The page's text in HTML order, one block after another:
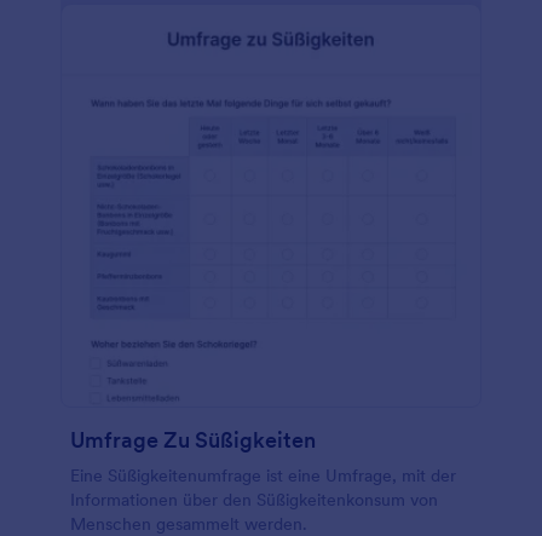
Sie Ihr Formular mit über 100 kostenlosen
Ihren anderen Konten zu synchronisieren.
Außerdem können Sie mit dem Jotform
Berichtgenerator professionelle, gemeinsam
nutzbare Berichte erstellen, um Ihre Umfragedaten
indem Sie Ihre Social Media-Umfrage mit dieser
kostenlosen Social Media-Umfragevorlage online
durchführen.
Umfrage Zu Süßigkeiten
Eine Süßigkeitenumfrage ist eine Umfrage, mit der
Informationen über den Süßigkeitenkonsum von
Menschen gesammelt werden.